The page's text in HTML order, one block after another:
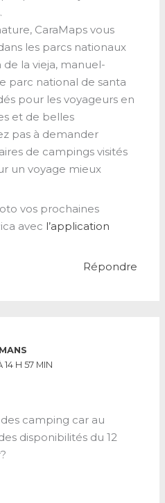
CaraMaps vous
les parcs nationaux
la vieja, manuel-
parc national de santa
pour les voyageurs en
et de belles
pas à demander
de campings visités
un voyage mieux
vos prochaines
avec l’application
Répondre
14 H 57 MIN
camping car au
disponibilités du 12